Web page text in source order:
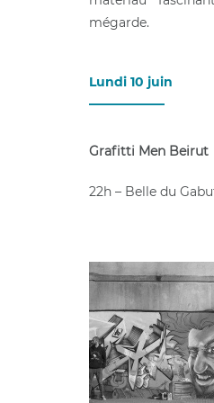
mégarde.
Lundi 10 juin
Grafitti Men Beirut
22h – Belle du